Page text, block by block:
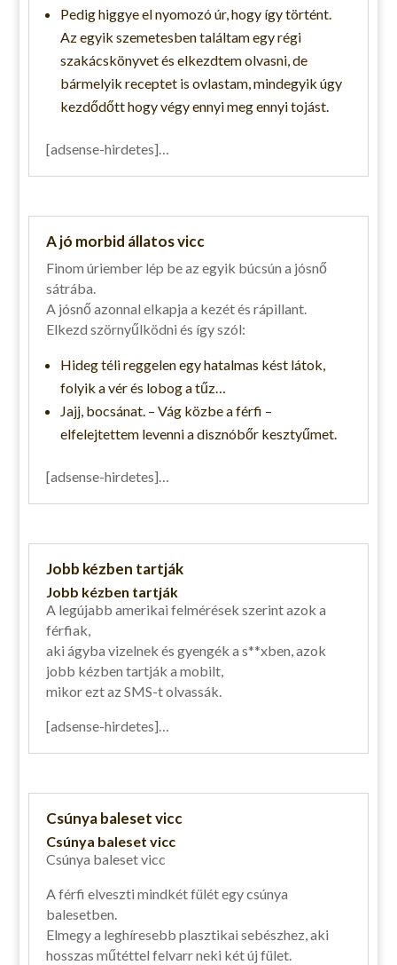
Pedig higgye el nyomozó úr, hogy így történt.
Az egyik szemetesben találtam egy régi
szakácskönyvet és elkezdtem olvasni, de
bármelyik receptet is ovlastam, mindegyik úgy
kezdődőtt hogy végy ennyi meg ennyi tojást.
[adsense-hirdetes]…
A jó morbid állatos vicc
Finom úriember lép be az egyik búcsún a jósnő
sátrába.
A jósnő azonnal elkapja a kezét és rápillant.
Elkezd szörnyűlködni és így szól:
Hideg téli reggelen egy hatalmas kést látok,
folyik a vér és lobog a tűz…
Jajj, bocsánat. – Vág közbe a férfi –
elfelejtettem levenni a disznóbőr kesztyűmet.
[adsense-hirdetes]…
Jobb kézben tartják
Jobb kézben tartják
A legújabb amerikai felmérések szerint azok a
férfiak,
aki ágyba vizelnek és gyengék a s**xben, azok
jobb kézben tartják a mobilt,
mikor ezt az SMS-t olvassák.
[adsense-hirdetes]…
Csúnya baleset vicc
Csúnya baleset vicc
Csúnya baleset vicc
A férfi elveszti mindkét fülét egy csúnya
balesetben.
Elmegy a leghíresebb plasztikai sebészhez, aki
hosszas műtéttel felvarr neki két új fület.